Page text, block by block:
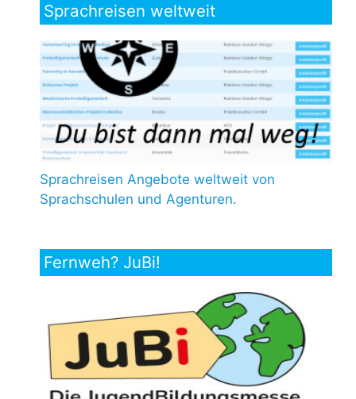
Sprachreisen weltweit
Sprachreisen Angebote weltweit von
Sprachschulen und Agenturen.
Fernweh? JuBi!